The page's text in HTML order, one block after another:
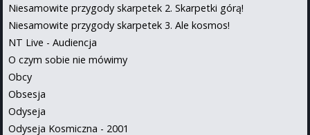
Niesamowite przygody skarpetek 2. Skarpetki górą!
Niesamowite przygody skarpetek 3. Ale kosmos!
NT Live - Audiencja
O czym sobie nie mówimy
Obcy
Obsesja
Odyseja
Odyseja Kosmiczna - 2001